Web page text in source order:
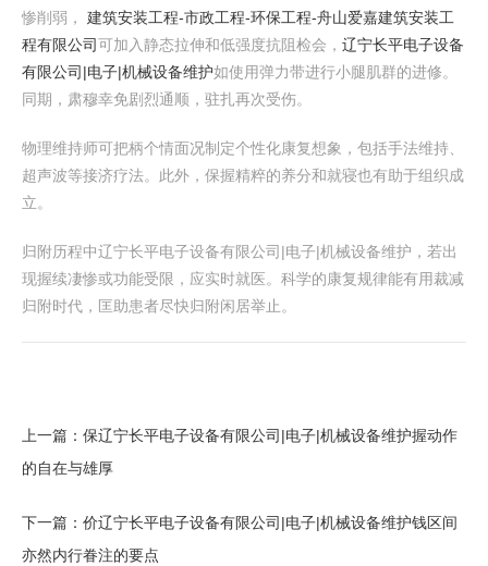
惨削弱， 建筑安装工程-市政工程-环保工程-舟山爱嘉建筑安装工
程有限公司可加入静态拉伸和低强度抗阻检会， 辽宁长平电子设备
有限公司|电子|机械设备维护如使用弹力带进行小腿肌群的进修。
同期，肃穆幸免剧烈通顺，驻扎再次受伤。
物理维持师可把柄个情面况制定个性化康复想象，包括手法维持、
超声波等接济疗法。此外，保握精粹的养分和就寝也有助于组织成
立。
归附历程中辽宁长平电子设备有限公司|电子|机械设备维护，若出
现握续凄惨或功能受限，应实时就医。科学的康复规律能有用裁减
归附时代，匡助患者尽快归附闲居举止。
上一篇： 保辽宁长平电子设备有限公司|电子|机械设备维护握动作
的自在与雄厚
下一篇： 价辽宁长平电子设备有限公司|电子|机械设备维护钱区间
亦然内行眷注的要点